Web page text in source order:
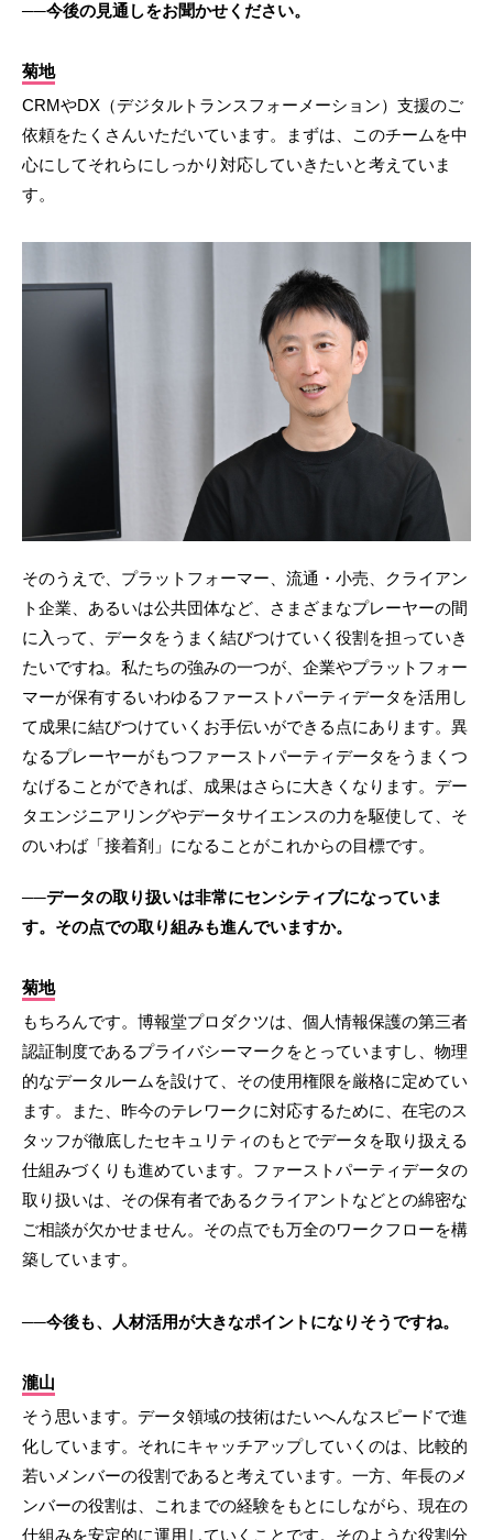
──今後の見通しをお聞かせください。
菊地
CRMやDX（デジタルトランスフォーメーション）支援のご
依頼をたくさんいただいています。まずは、このチームを中
心にしてそれらにしっかり対応していきたいと考えていま
す。
そのうえで、プラットフォーマー、流通・小売、クライアン
ト企業、あるいは公共団体など、さまざまなプレーヤーの間
に入って、データをうまく結びつけていく役割を担っていき
たいですね。私たちの強みの一つが、企業やプラットフォー
マーが保有するいわゆるファーストパーティデータを活用し
て成果に結びつけていくお手伝いができる点にあります。異
なるプレーヤーがもつファーストパーティデータをうまくつ
なげることができれば、成果はさらに大きくなります。デー
タエンジニアリングやデータサイエンスの力を駆使して、そ
のいわば「接着剤」になることがこれからの目標です。
──データの取り扱いは非常にセンシティブになっていま
す。その点での取り組みも進んでいますか。
菊地
もちろんです。博報堂プロダクツは、個人情報保護の第三者
認証制度であるプライバシーマークをとっていますし、物理
的なデータルームを設けて、その使用権限を厳格に定めてい
ます。また、昨今のテレワークに対応するために、在宅のス
タッフが徹底したセキュリティのもとでデータを取り扱える
仕組みづくりも進めています。ファーストパーティデータの
取り扱いは、その保有者であるクライアントなどとの綿密な
ご相談が欠かせません。その点でも万全のワークフローを構
築しています。
──今後も、人材活用が大きなポイントになりそうですね。
瀧山
そう思います。データ領域の技術はたいへんなスピードで進
化しています。それにキャッチアップしていくのは、比較的
若いメンバーの役割であると考えています。一方、年長のメ
ンバーの役割は、これまでの経験をもとにしながら、現在の
仕組みを安定的に運用していくことです。そのような役割分